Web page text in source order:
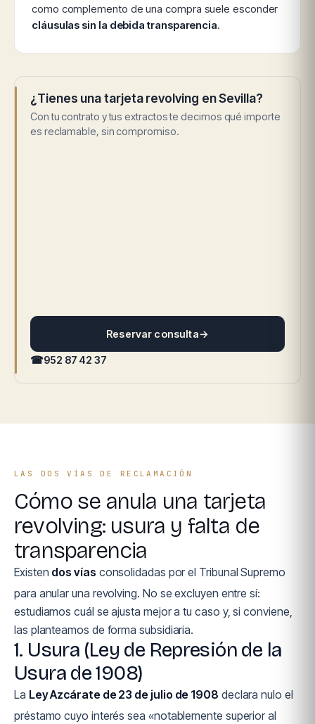
como complemento de una compra suele esconder
cláusulas sin la debida transparencia.
¿Tienes una tarjeta revolving en Sevilla?
Con tu contrato y tus extractos te decimos qué importe
es reclamable, sin compromiso.
Reservar consulta→
☎952 87 42 37
LAS DOS VÍAS DE RECLAMACIÓN
Cómo se anula una tarjeta
revolving: usura y falta de
transparencia
Existen dos vías consolidadas por el Tribunal Supremo
para anular una revolving. No se excluyen entre sí:
estudiamos cuál se ajusta mejor a tu caso y, si conviene,
las planteamos de forma subsidiaria.
1. Usura (Ley de Represión de la
Usura de 1908)
La Ley Azcárate de 23 de julio de 1908 declara nulo el
préstamo cuyo interés sea «notablemente superior al